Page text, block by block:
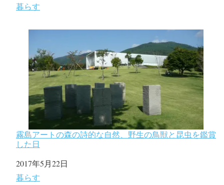
関連理由
暮らす
霧島アートの森の詩的な自然、野生の鳥獣と昆虫を鑑賞
した日
日付
2017年5月22日
関連理由
暮らす